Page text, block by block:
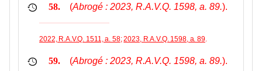
58. (Abrogé : 2023, R.A.V.Q. 1598, a. 89.).
2022, R.A.V.Q. 1511, a. 58;2023, R.A.V.Q. 1598, a. 89.
59. (Abrogé : 2023, R.A.V.Q. 1598, a. 89.).